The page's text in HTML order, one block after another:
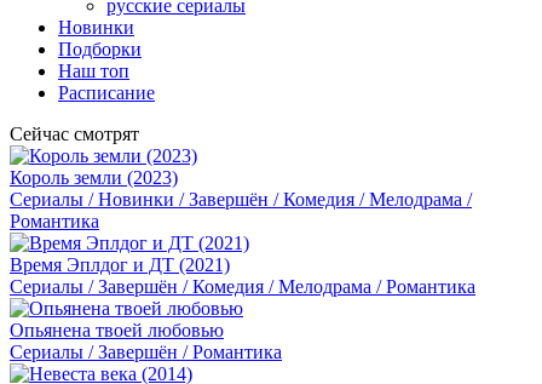
русские сериалы
Новинки
Подборки
Наш топ
Расписание
Сейчас смотрят
Король земли (2023)
Сериалы / Новинки / Завершён / Комедия / Мелодрама /
Романтика
Время Эплдог и ДТ (2021)
Сериалы / Завершён / Комедия / Мелодрама / Романтика
Опьянена твоей любовью
Сериалы / Завершён / Романтика